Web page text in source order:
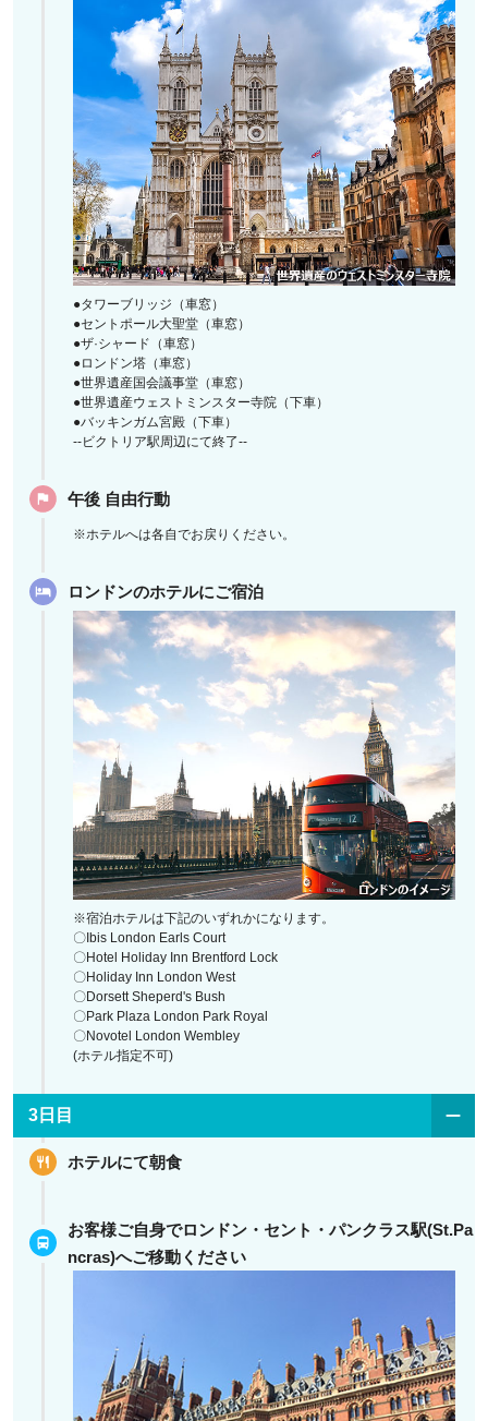
●タワーブリッジ（車窓）
●セントポール大聖堂（車窓）
●ザ·シャード（車窓）
●ロンドン塔（車窓）
●世界遺産国会議事堂（車窓）
●世界遺産ウェストミンスター寺院（下車）
●バッキンガム宮殿（下車）
--ビクトリア駅周辺にて終了--
午後 自由行動
※ホテルへは各自でお戻りください。
ロンドンのホテルにご宿泊
※宿泊ホテルは下記のいずれかになります。
〇Ibis London Earls Court
〇Hotel Holiday Inn Brentford Lock
〇Holiday Inn London West
〇Dorsett Sheperd's Bush
〇Park Plaza London Park Royal
〇Novotel London Wembley
(ホテル指定不可)
3日目
ホテルにて朝食
お客様ご自身でロンドン・セント・パンクラス駅(St.Pa
ncras)へご移動ください